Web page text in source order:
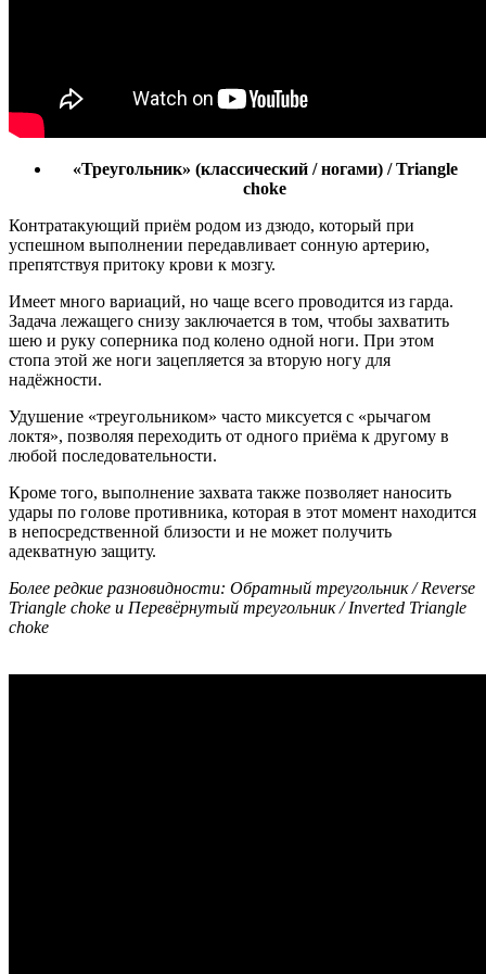
«Треугольник» (классический / ногами) / Triangle
сhoke
Контратакующий приём родом из дзюдо, который при
успешном выполнении передавливает сонную артерию,
препятствуя притоку крови к мозгу.
Имеет много вариаций, но чаще всего проводится из гарда.
Задача лежащего снизу заключается в том, чтобы захватить
шею и руку соперника под колено одной ноги. При этом
стопа этой же ноги зацепляется за вторую ногу для
надёжности.
Удушение «треугольником» часто миксуется с «рычагом
локтя», позволяя переходить от одного приёма к другому в
любой последовательности.
Кроме того, выполнение захвата также позволяет наносить
удары по голове противника, которая в этот момент находится
в непосредственной близости и не может получить
адекватную защиту.
Более редкие разновидности: Обратный треугольник / Reverse
Triangle choke и Перевёрнутый треугольник / Inverted Triangle
choke